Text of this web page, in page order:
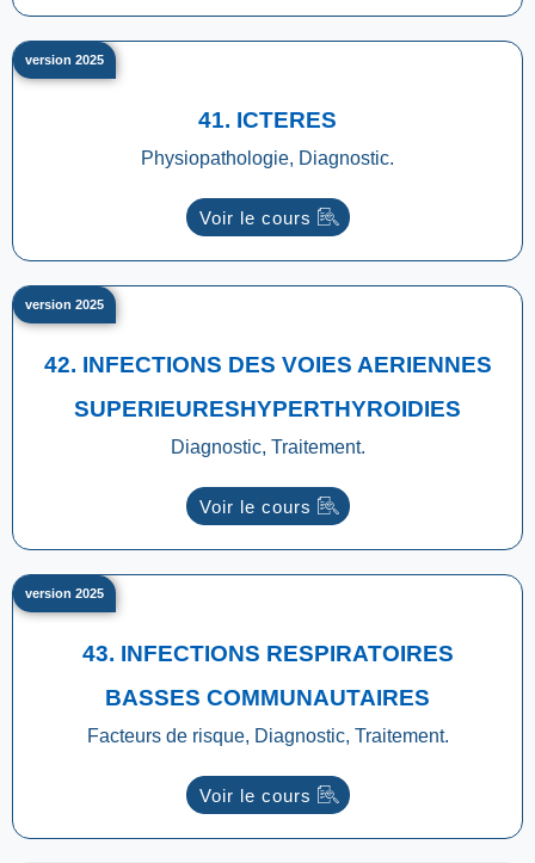
41. ICTERES
Physiopathologie, Diagnostic.
Voir le cours
version 2025
42. INFECTIONS DES VOIES AERIENNES
SUPERIEURESHYPERTHYROIDIES
Diagnostic, Traitement.
Voir le cours
version 2025
43. INFECTIONS RESPIRATOIRES
BASSES COMMUNAUTAIRES
Facteurs de risque, Diagnostic, Traitement.
Voir le cours
version 2025